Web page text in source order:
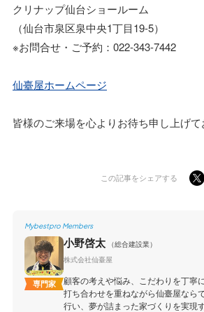
クリナップ仙台ショールーム
（仙台市泉区泉中央1丁目19-5）
※お問合せ・ご予約：022-343-7442
仙臺屋ホームページ
皆様のご来場を心よりお待ち申し上げて
この記事をシェアする
Mybestpro Members
専門家
小野啓太
（総合建設業）
株式会社仙臺屋
顧客の考えや悩み、こだわりを丁寧
打ち合わせを重ねながら仙臺屋なら
行い、夢が詰まった家づくりを実現